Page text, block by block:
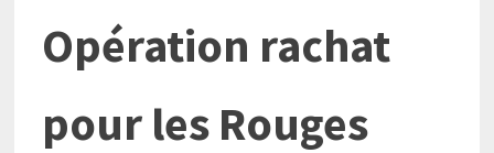
Opération rachat
pour les Rouges